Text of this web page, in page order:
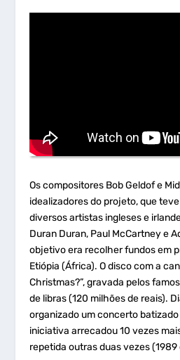
Os compositores Bob Geldof e
idealizadores do projeto, que
diversos artistas ingleses e
Duran Duran, Paul McCartney e
objetivo era recolher fundos em
Etiópia (África). O disco com a
Christmas?”, gravada pelos
de libras (120 milhões de reais).
organizado um concerto batizado
iniciativa arrecadou 10 vezes
repetida outras duas vezes